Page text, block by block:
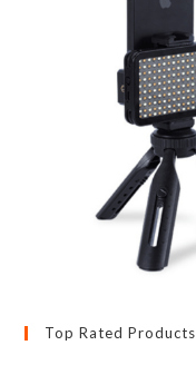
Top Rated Products